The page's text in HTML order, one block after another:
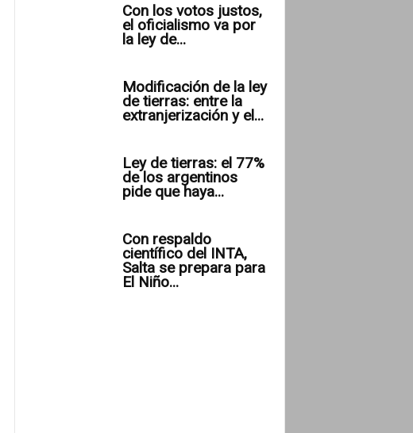
Con los votos justos,
el oficialismo va por
la ley de...
Modificación de la ley
de tierras: entre la
extranjerización y el...
Ley de tierras: el 77%
de los argentinos
pide que haya...
Con respaldo
científico del INTA,
Salta se prepara para
El Niño...